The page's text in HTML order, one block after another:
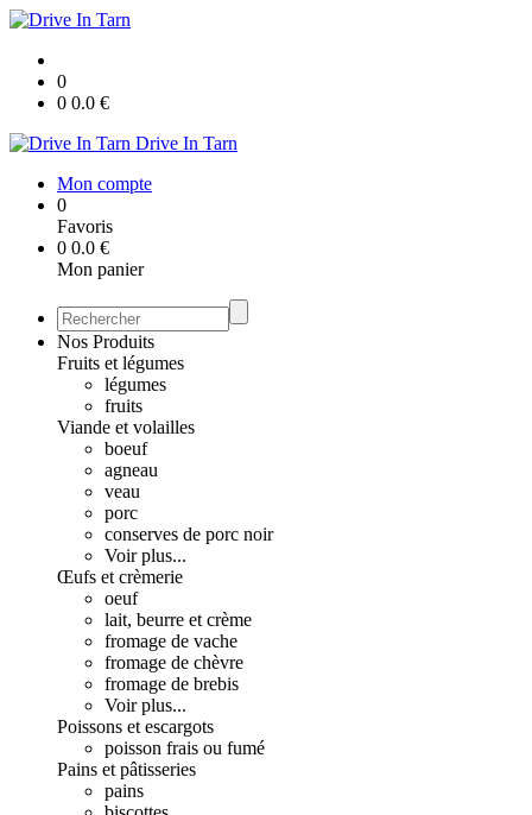
0
0 0.0 €
Drive In Tarn
Mon compte
0
Favoris
0 0.0 €
Mon panier
Nos Produits
Fruits et légumes
légumes
fruits
Viande et volailles
boeuf
agneau
veau
porc
conserves de porc noir
Voir plus...
Œufs et crèmerie
oeuf
lait, beurre et crème
fromage de vache
fromage de chèvre
fromage de brebis
Voir plus...
Poissons et escargots
poisson frais ou fumé
Pains et pâtisseries
pains